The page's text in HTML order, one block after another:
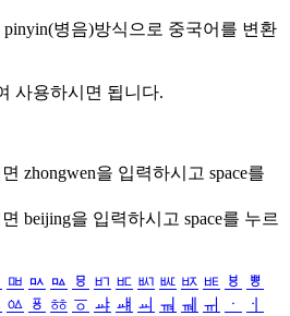
pinyin(병음)방식으로 중국어를 변환
사용하시면 됩니다.
zhongwen을 입력하시고 space를
beijing을 입력하시고 space를 누르
ㅮ ㅯ ㅰ ㅱ ㅲ ㅳ ㅴ ㅵ ㅶ ㅷ ㅸ
ㅹ
ㆃ ㆄ ㆅ ㆆ ㆇ ㆈ ㆉ ㆊ ㆋ ㆌ ㆍ
ㆎ